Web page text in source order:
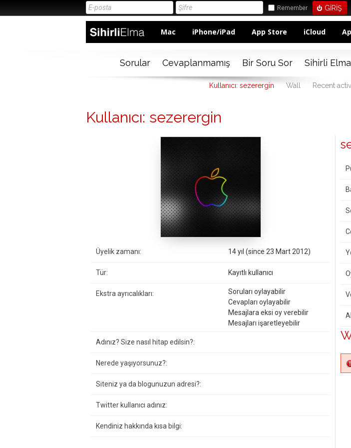
Remember
Mac iPhone/iPad App Store iCloud
Sorular Cevaplanmamış Bir Soru Sor Sihirli Elma
Kullanıcı: sezerergin Wall Recent
Kullanıcı: sezerergin
Üyelik zamanı: 14 yıl (since 23 Mart 2012)
Tür: Kayıtlı kullanıcı
Ekstra ayrıcalıkları:
Soruları oylayabilir
Cevapları oylayabilir
Mesajlara eksi oy verebilir
Mesajları işaretleyebilir
Adınız? Size nasıl hitap edilsin?:
Nerede yaşıyorsunuz?:
Siteniz ya da blogunuzun adresi?:
Twitter kullanıcı adınız:
Kendiniz hakkında kısa bilgi: